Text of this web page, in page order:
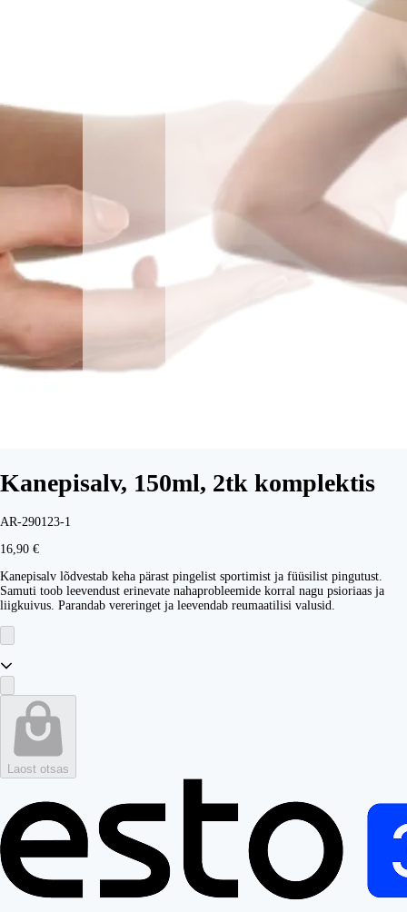
Kanepisalv, 150ml, 2tk komplektis
AR-290123-1
16,90 €
Kanepisalv lõdvestab keha pärast pingelist sportimist ja füüsilist pingutust.
Samuti toob leevendust erinevate nahaprobleemide korral nagu psioriaas ja
liigkuivus. Parandab vereringet ja leevendab reumaatilisi valusid.
Laost otsas